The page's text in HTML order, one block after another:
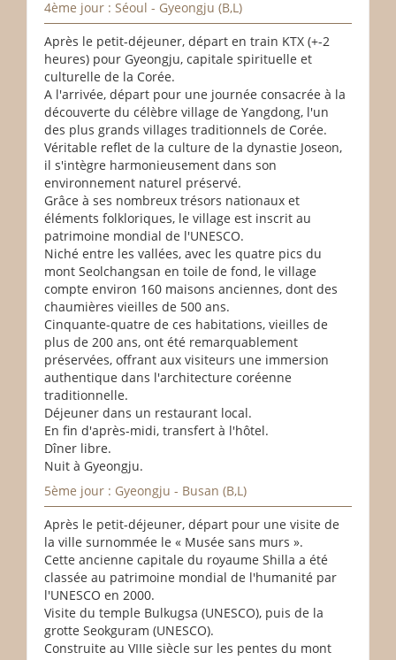
4ème jour : Séoul - Gyeongju (B,L)
Après le petit-déjeuner, départ en train KTX (+-2
heures) pour Gyeongju, capitale spirituelle et
culturelle de la Corée.
A l'arrivée, départ pour une journée consacrée à la
découverte du célèbre village de Yangdong, l'un
des plus grands villages traditionnels de Corée.
Véritable reflet de la culture de la dynastie Joseon,
il s'intègre harmonieusement dans son
environnement naturel préservé.
Grâce à ses nombreux trésors nationaux et
éléments folkloriques, le village est inscrit au
patrimoine mondial de l'UNESCO.
Niché entre les vallées, avec les quatre pics du
mont Seolchangsan en toile de fond, le village
compte environ 160 maisons anciennes, dont des
chaumières vieilles de 500 ans.
Cinquante-quatre de ces habitations, vieilles de
plus de 200 ans, ont été remarquablement
préservées, offrant aux visiteurs une immersion
authentique dans l'architecture coréenne
traditionnelle.
Déjeuner dans un restaurant local.
En fin d'après-midi, transfert à l'hôtel.
Dîner libre.
Nuit à Gyeongju.
5ème jour : Gyeongju - Busan (B,L)
Après le petit-déjeuner, départ pour une visite de
la ville surnommée le « Musée sans murs ».
Cette ancienne capitale du royaume Shilla a été
classée au patrimoine mondial de l'humanité par
l'UNESCO en 2000.
Visite du temple Bulkugsa (UNESCO), puis de la
grotte Seokguram (UNESCO).
Construite au VIIIe siècle sur les pentes du mont